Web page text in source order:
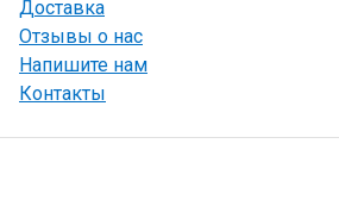
Доставка
Отзывы о нас
Напишите нам
Контакты